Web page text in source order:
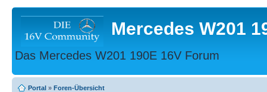
Mercedes W201
Das Mercedes W201 190E 16V Forum
Portal » Foren-Übersicht